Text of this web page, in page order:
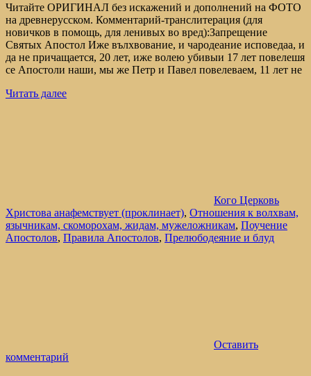
Читайте ОРИГИНАЛ без искажений и дополнений на ФОТО
на древнерусском. Комментарий-транслитерация (для
новичков в помощь, для ленивых во вред):Запрещение
Святых Апостол Иже вълхвование, и чародеание исповедаа, и
да не причащается, 20 лет, иже волею убивыи 17 лет повелешя
се Апостоли наши, мы же Петр и Павел повелеваем, 11 лет не
Читать далее
Кого Церковь
Христова анафемствует (проклинает), Отношения к волхвам,
язычникам, скоморохам, жидам, мужеложникам, Поучение
Апостолов, Правила Апостолов, Прелюбодеяние и блуд
Оставить
комментарий